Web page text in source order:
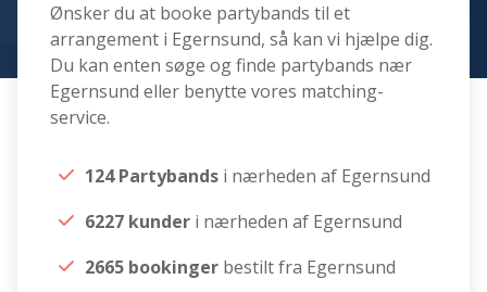
Ønsker du at booke partybands til et
arrangement i Egernsund, så kan vi hjælpe dig.
Du kan enten søge og finde partybands nær
Egernsund eller benytte vores matching-
service.
124 Partybands i nærheden af Egernsund
6227 kunder i nærheden af Egernsund
2665 bookinger bestilt fra Egernsund